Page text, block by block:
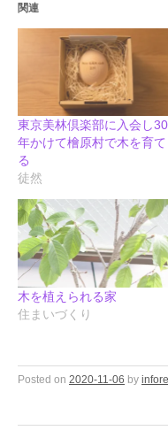
関連
東京美林倶楽部に入会し30
年かけて檜原村で木を育て
る
徒然
木を植えられる家
住まいづくり
Posted on 2020-11-06 by